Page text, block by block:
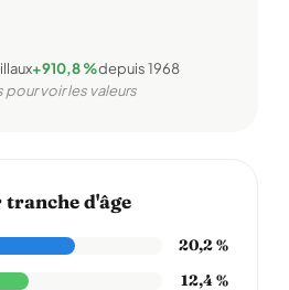
+910,8 %depuis 1968
pour voir les valeurs
d'âge
20,2 %
12,4 %